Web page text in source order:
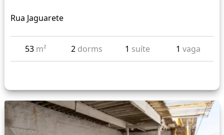
Rua Jaguarete
53 m² 2 dorms 1 suíte 1 vaga